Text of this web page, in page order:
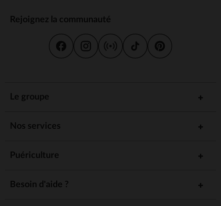
Rejoignez la communauté
Le groupe
Nos services
Puériculture
Besoin d'aide ?